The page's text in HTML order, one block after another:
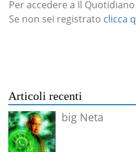
Per accedere a Il
Se non sei registrato clicca
Articoli recenti
big Neta